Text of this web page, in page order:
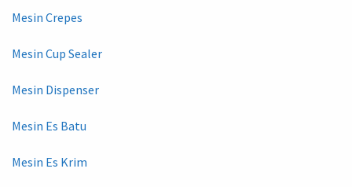
Mesin Crepes
Mesin Cup Sealer
Mesin Dispenser
Mesin Es Batu
Mesin Es Krim